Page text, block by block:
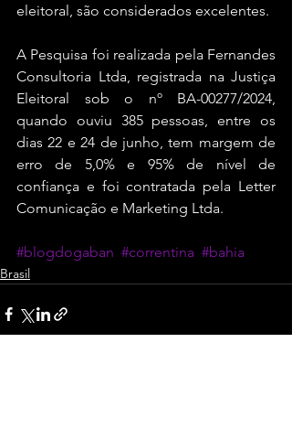
eleitoral, são considerados excelentes.
A Pesquisa foi realizada pela Fernandes
Consultoria Ltda, registrada na Justiça
Eleitoral sob o nº BA-00277/2024,
quando ouviu 385 pessoas, entre os
dias 22 e 24 de junho, tem margem de
erro de 5,0% e 95% de nível de
confiança e foi contratada pela Letter
Comunicação e Marketing Ltda.
#blogdogaban #correntina #bahia
Brasil